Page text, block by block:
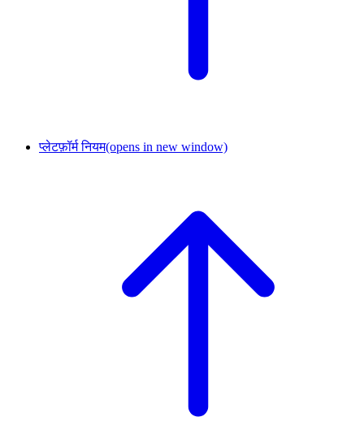
प्लेटफ़ॉर्म नियम(opens in new window)